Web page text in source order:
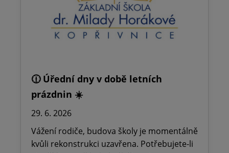
🕧 Úřední dny v době letních
prázdnin ☀️
29. 6. 2026
Vážení rodiče, budova školy je momentálně
kvůli rekonstrukci uzavřena. Potřebujete-li